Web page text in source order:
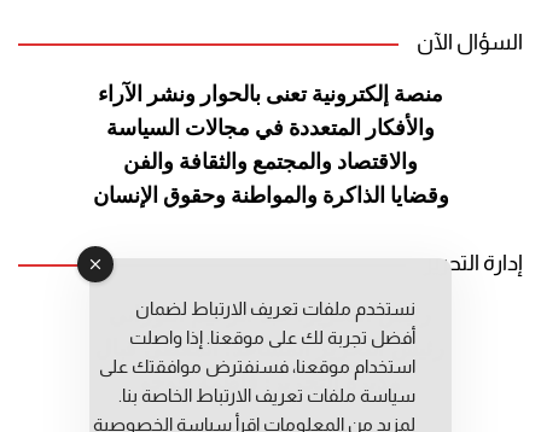
السؤال الآن
منصة إلكترونية تعنى بالحوار ونشر الآراء
والأفكار المتعددة في مجالات السياسة
والاقتصاد والمجتمع والثقافة والفن
وقضايا الذاكرة والمواطنة وحقوق الإنسان
إدارة التحرير
رئيس التحرير: عبد الرحيم التوراني
رئيس التحرير المساعد: المعطي قبال
مديرة التحرير: فاطمة حوحو
نستخدم ملفات تعريف الارتباط لضمان
أفضل تجربة لك على موقعنا. إذا واصلت
استخدام موقعنا، فسنفترض موافقتك على
سياسة ملفات تعريف الارتباط الخاصة بنا.
لمزيد من المعلومات إقرأ سياسة الخصوصية